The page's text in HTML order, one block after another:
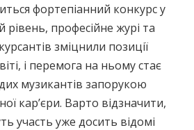
фортепіанний конкурс у
рівень, професійне журі та
зміцнили позиції
і перемога на ньому стає
музикантів запорукою
кар’єри. Варто відзначити,
участь уже досить відомі